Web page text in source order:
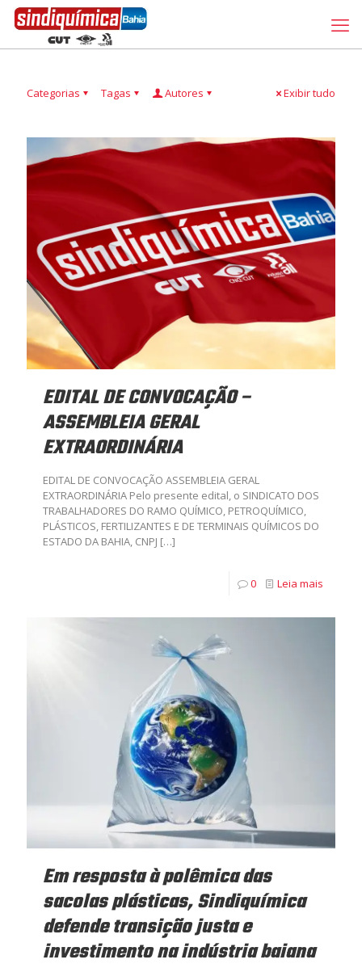
Categorias Tagas Autores Exibir tudo
EDITAL DE CONVOCAÇÃO –
ASSEMBLEIA GERAL
EXTRAORDINÁRIA
EDITAL DE CONVOCAÇÃO ASSEMBLEIA GERAL
EXTRAORDINÁRIA Pelo presente edital, o SINDICATO DOS
TRABALHADORES DO RAMO QUÍMICO, PETROQUÍMICO,
PLÁSTICOS, FERTILIZANTES E DE TERMINAIS QUÍMICOS DO
ESTADO DA BAHIA, CNPJ […]
0 Leia mais
Em resposta à polêmica das
sacolas plásticas, Sindiquímica
defende transição justa e
investimento na indústria baiana